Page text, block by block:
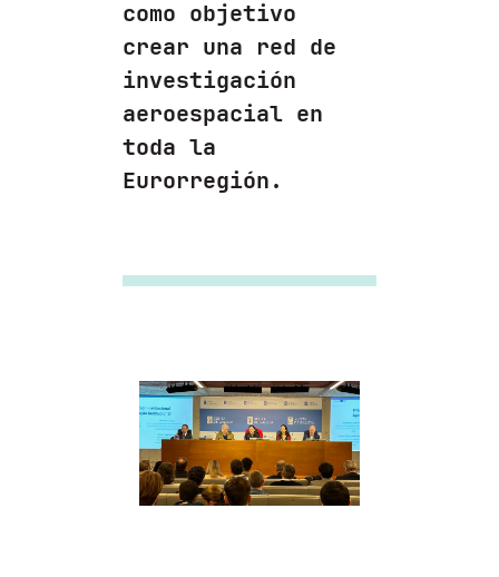
como objetivo
crear una red de
investigación
aeroespacial en
toda la
Eurorregión.